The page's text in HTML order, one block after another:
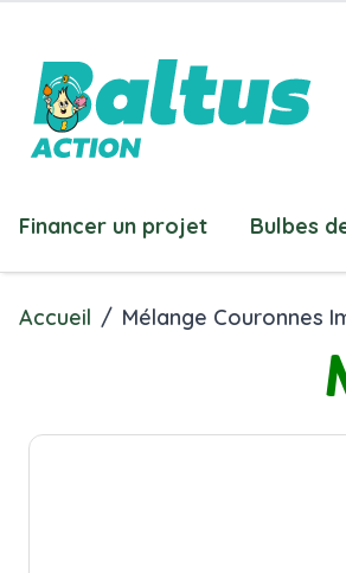
Financer un projet Bulbes
Accueil / Mélange Couronnes